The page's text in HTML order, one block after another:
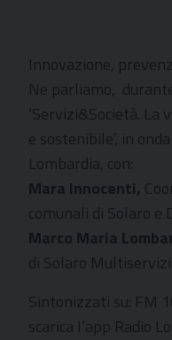
Innovazione,
Ne parliamo,
‘Servizi&Società. La
e sostenibile’, in
Lombardia, con:
Mara Innocenti,
comunali di Solaro
Marco Maria
di Solaro Multiservizi
Sintonizzati su: FM
scarica l’app Radio